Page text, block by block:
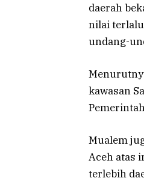
daerah
nilai
undang-
kawasan
Mualem
Aceh atas
terlebih